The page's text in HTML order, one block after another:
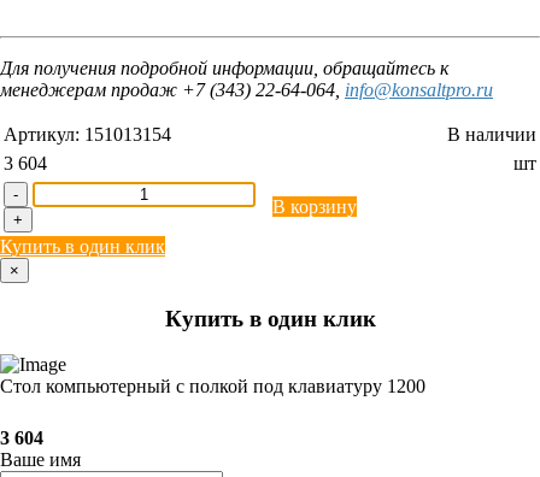
Для получения подробной информации, обращайтесь к
менеджерам продаж +7 (343) 22-64-064, info@konsaltpro.ru
Артикул: 151013154
В наличии
3 604
шт
-
+
В корзину
Купить в один клик
×
Купить в один клик
Стол компьютерный с полкой под клавиатуру 1200
3 604
Ваше имя